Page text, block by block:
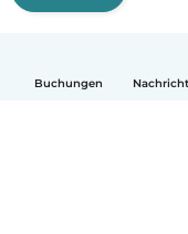
Buchungen